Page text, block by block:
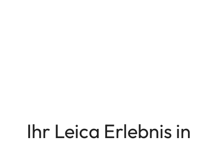
Ihr Leica Erlebnis in